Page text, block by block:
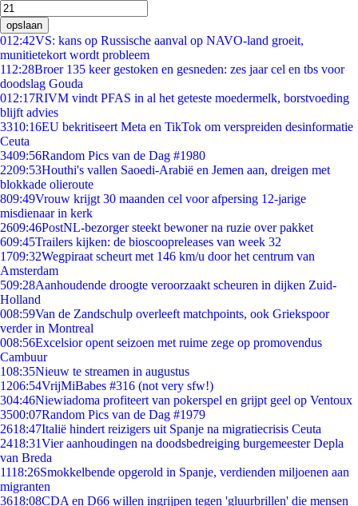
opslaan
012:42VS: kans op Russische aanval op NAVO-land groeit,
munitietekort wordt probleem
112:28Broer 135 keer gestoken en gesneden: zes jaar cel en tbs voor
doodslag Gouda
012:17RIVM vindt PFAS in al het geteste moedermelk, borstvoeding
blijft advies
3310:16EU bekritiseert Meta en TikTok om verspreiden desinformatie
Ceuta
3409:56Random Pics van de Dag #1980
2209:53Houthi's vallen Saoedi-Arabië en Jemen aan, dreigen met
blokkade olieroute
809:49Vrouw krijgt 30 maanden cel voor afpersing 12-jarige
misdienaar in kerk
2609:46PostNL-bezorger steekt bewoner na ruzie over pakket
609:45Trailers kijken: de bioscoopreleases van week 32
1709:32Wegpiraat scheurt met 146 km/u door het centrum van
Amsterdam
509:28Aanhoudende droogte veroorzaakt scheuren in dijken Zuid-
Holland
008:59Van de Zandschulp overleeft matchpoints, ook Griekspoor
verder in Montreal
008:56Excelsior opent seizoen met ruime zege op promovendus
Cambuur
108:35Nieuw te streamen in augustus
1206:54VrijMiBabes #316 (not very sfw!)
304:46Niewiadoma profiteert van pokerspel en grijpt geel op Ventoux
3500:07Random Pics van de Dag #1979
2618:47Italië hindert reizigers uit Spanje na migratiecrisis Ceuta
2418:31Vier aanhoudingen na doodsbedreiging burgemeester Depla
van Breda
1118:26Smokkelbende opgerold in Spanje, verdienden miljoenen aan
migranten
3618:08CDA en D66 willen ingrijpen tegen 'gluurbrillen' die mensen